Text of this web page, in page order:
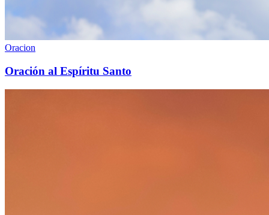
Oracion
Oración al Espíritu Santo